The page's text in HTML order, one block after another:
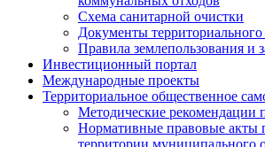
Схема санитарной очистки
Документы
Правила землепользования и
Инвестиционный портал
Международные проекты
Территориальное общественное
Методические
Нормативные правовые